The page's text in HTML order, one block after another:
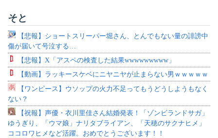
そと
【悲報】ショートスリーパー堀さん、とんでもない量の誹謗中
傷が届いて号泣する…
【悲報】X「アスペの検査した結果wwwwwwwww」
【動画】ラッキースケベにニヤニヤが止まらない男ｗｗｗｗｗ
【ワンピース】ウソップの火力不足ってもうどうしようもなく
ない？
【祝報】声優・衣川里佳さん結婚発表！「ゾンビランドサガ」
ゆうぎり、「ウマ娘」ナリタブライアン、「天穂のサクナヒメ」
ココロワヒメなど活躍。おめでとうございます！！